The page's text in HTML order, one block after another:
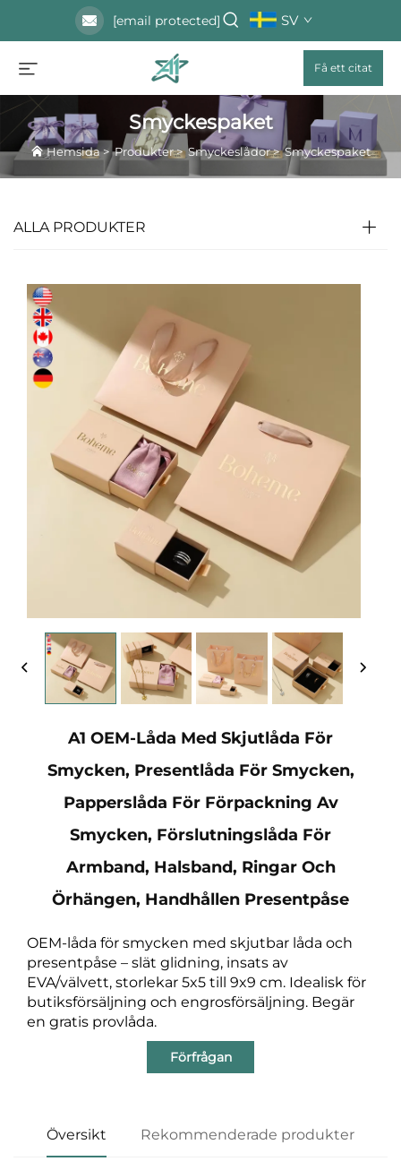
[email protected] SV
Få ett citat
Smyckespaket
Hemsida>Produkter>Smyckeslådor>Smyckespaket
ALLA PRODUKTER
A1 OEM-Låda Med Skjutlåda För
Smycken, Presentlåda För Smycken,
Papperslåda För Förpackning Av
Smycken, Förslutningslåda För
Armband, Halsband, Ringar Och
Örhängen, Handhållen Presentpåse
OEM-låda för smycken med skjutbar låda och
presentpåse – slät glidning, insats av
EVA/välvett, storlekar 5x5 till 9x9 cm. Idealisk för
butiksförsäljning och engrosförsäljning. Begär
en gratis provlåda.
Förfrågan
Översikt Rekommenderade produkter